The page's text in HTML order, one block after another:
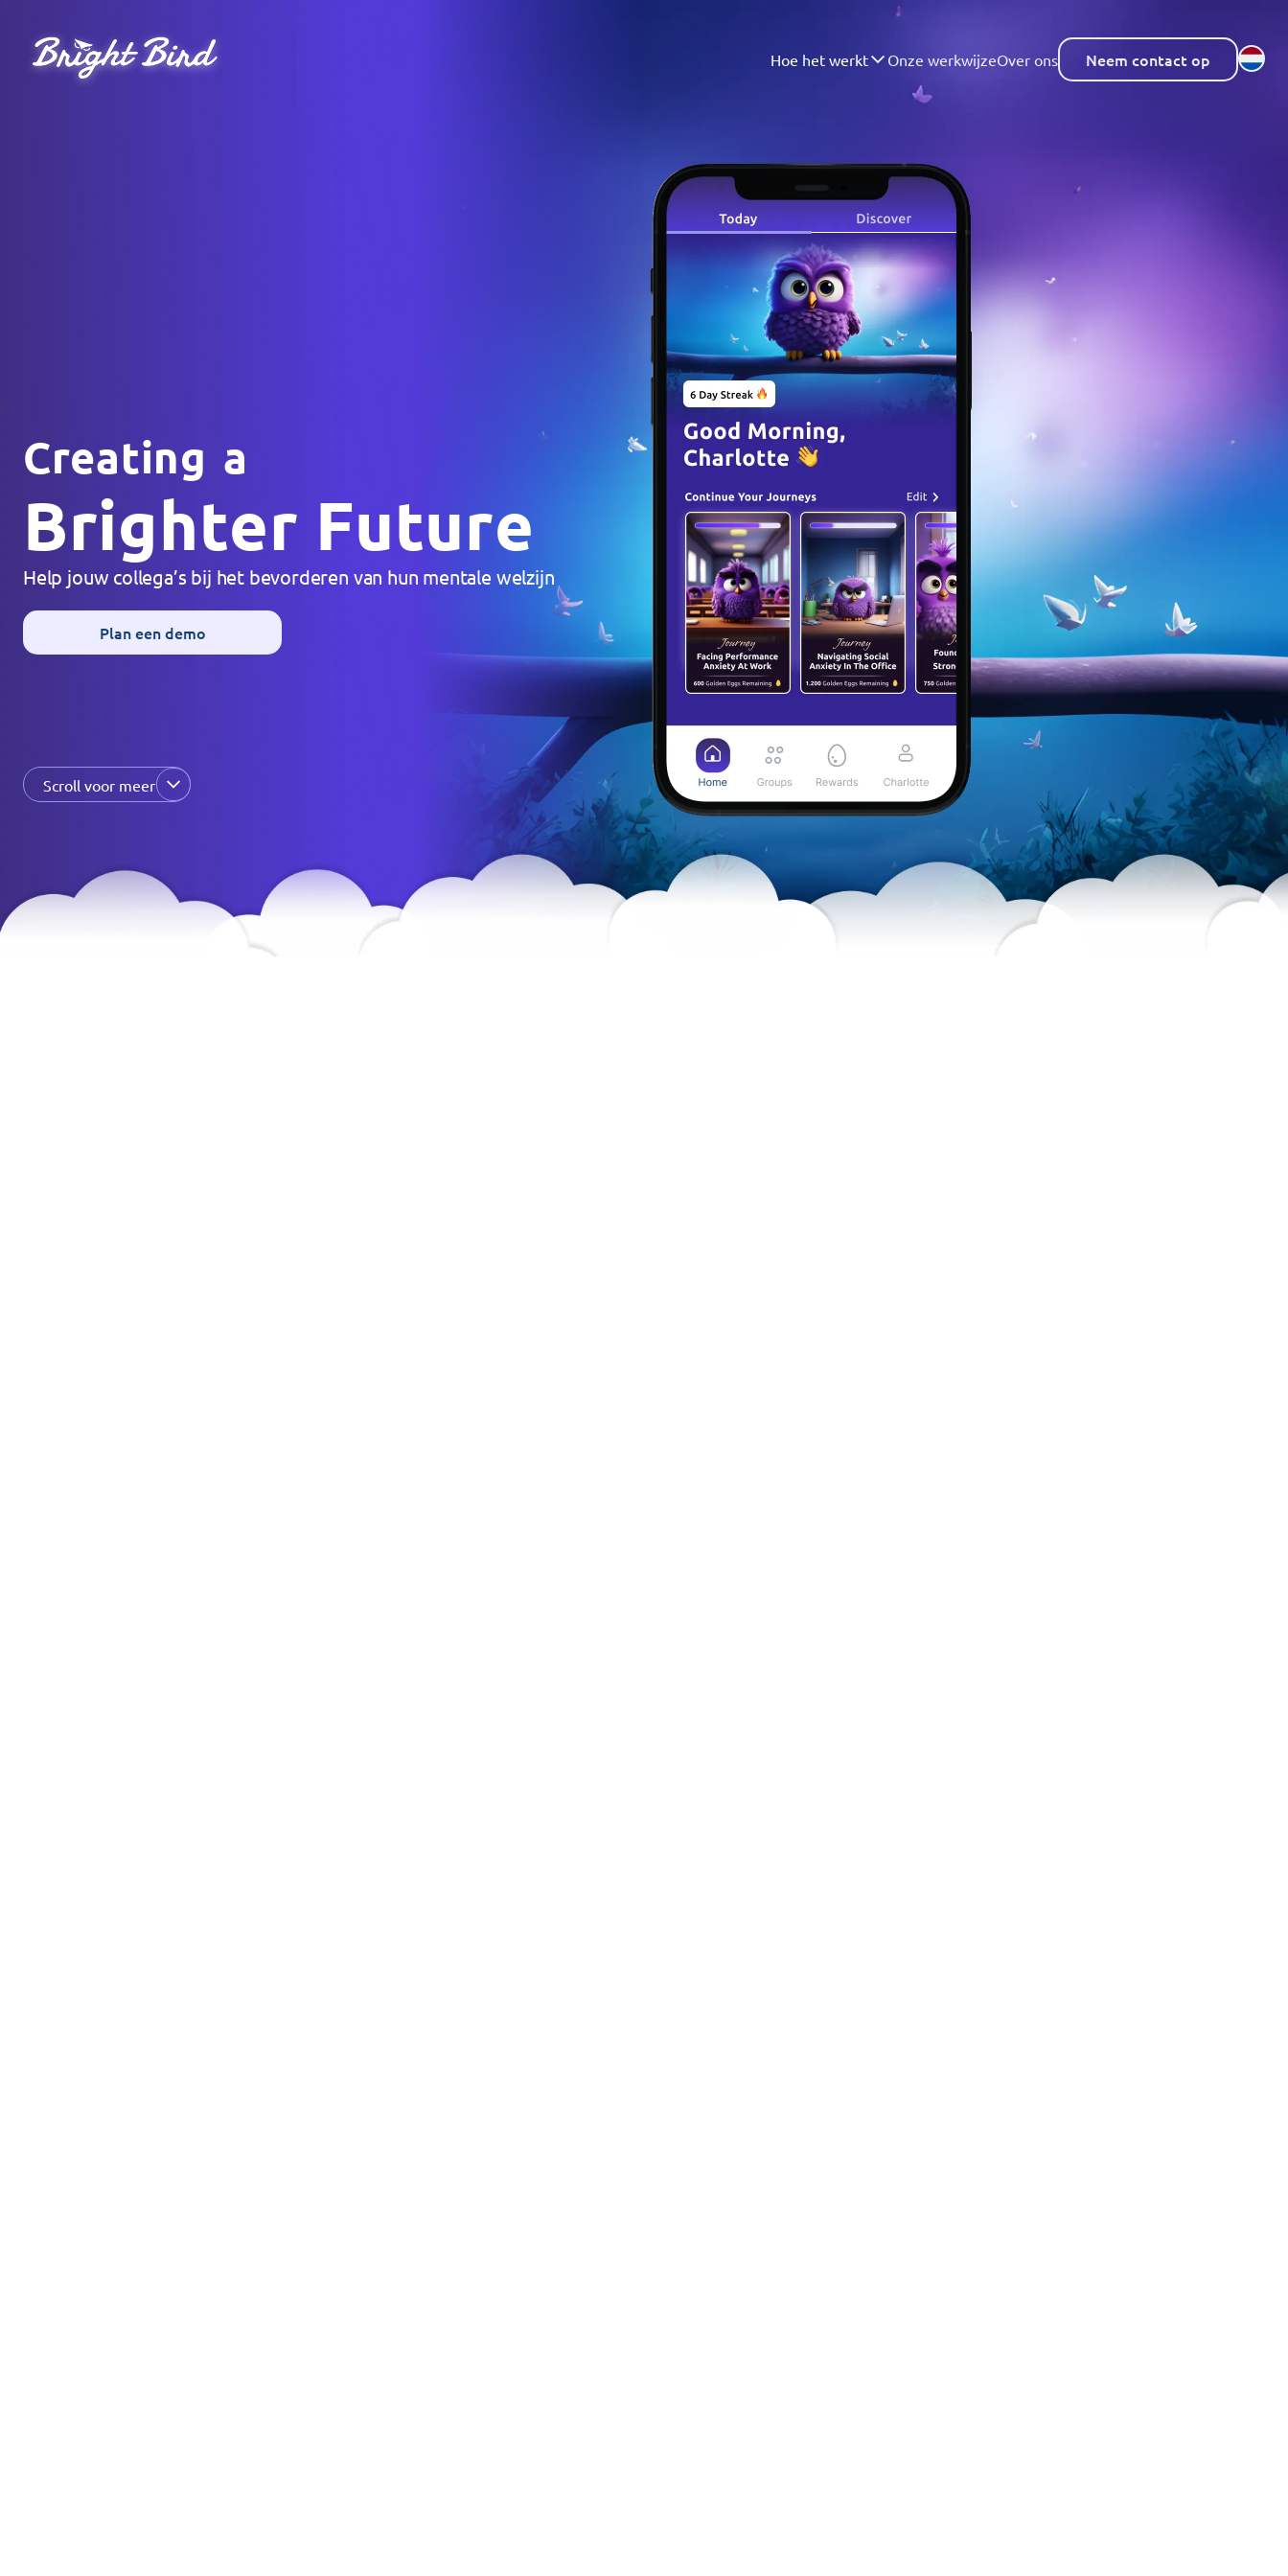
Hoe het werkt Onze werkwijzeOver ons Neem contact op
Creating a
Brighter Future
Help jouw collega’s bij het bevorderen van hun mentale welzijn
Plan een demo
Scroll voor meer